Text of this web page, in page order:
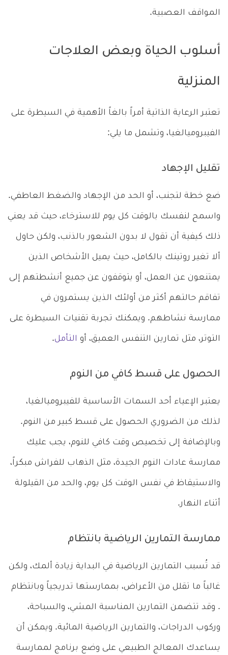
المواقف العصبية.
أسلوب الحياة وبعض العلاجات
المنزلية
تعتبر الرعاية الذاتية أمراً بالغاً الأهمية في السيطرة على
الفيبروميالغيا، وتشمل ما يلي:
تقليل الإجهاد
ضع خطة لتجنب، أو الحد من الإجهاد والضغط العاطفي.
واسمح لنفسك بالوقت كل يوم للاسترخاء، حيث قد يعني
ذلك كيفية أن تقول لا بدون الشعور بالذنب، ولكن حاول
ألا تغير روتينك بالكامل، حيث يميل الأشخاص الذين
يمتنعون عن العمل، أو يتوقفون عن جميع أنشطتهم إلى
تفاقم حالتهم أكثر من أولئك الذين يستمرون في
ممارسة نشاطهم. ويمكنك تجربة تقنيات السيطرة على
التوتر، مثل تمارين التنفس العميق، أو التأمل.
الحصول على قسط كافي من النوم
يعتبر الإعياء أحد السمات الأساسية للفيبروميالغيا،
لذلك من الضروري الحصول على قسط كبير من النوم.
وبالإضافة إلى تخصيص وقت كافي للنوم، يجب عليك
ممارسة عادات النوم الجيدة، مثل الذهاب للفراش مبكراً،
والاستيقاظ في نفس الوقت كل يوم، والحد من القيلولة
أثناء النهار.
ممارسة التمارين الرياضية بانتظام
قد تُسبب التمارين الرياضية في البداية زيادة ألمك، ولكن
غالباً ما تقلل من الأعراض، بممارستها تدريجياً وبانتظام
. وقد تتضمن التمارين المناسبة المشي، والسباحة،
وركوب الدراجات، والتمارين الرياضية المائية. ويمكن أن
يساعدك المعالج الطبيعي على وضع برنامج لممارسة